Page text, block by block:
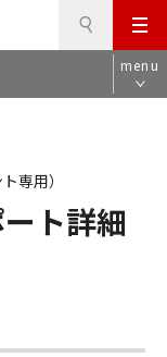
メ
ニ
ュ
menu
ト詳細
専用）